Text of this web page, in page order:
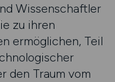
Wissenschaftler
zu ihren
ermöglichen, Teil
den Traum vom